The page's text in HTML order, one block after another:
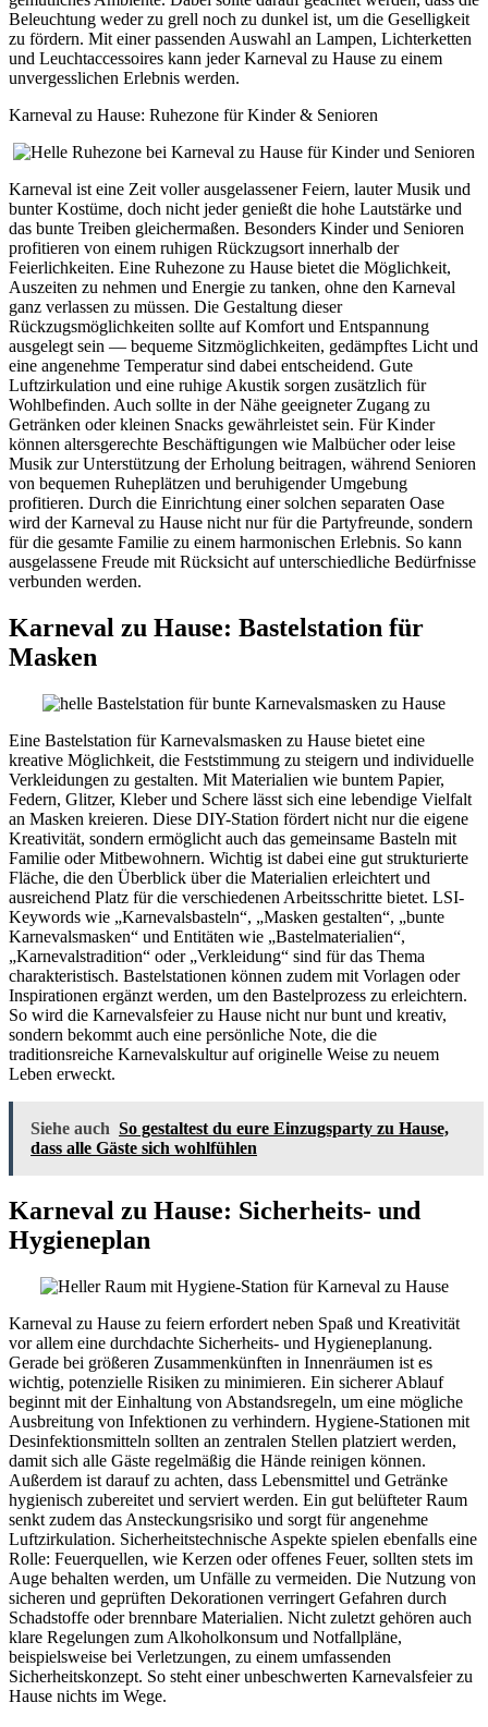
Beleuchtung weder zu grell noch zu dunkel ist, um die Geselligkeit
zu fördern. Mit einer passenden Auswahl an Lampen, Lichterketten
und Leuchtaccessoires kann jeder Karneval zu Hause zu einem
unvergesslichen Erlebnis werden.
Karneval zu Hause: Ruhezone für Kinder & Senioren
Karneval ist eine Zeit voller ausgelassener Feiern, lauter Musik und
bunter Kostüme, doch nicht jeder genießt die hohe Lautstärke und
das bunte Treiben gleichermaßen. Besonders Kinder und Senioren
profitieren von einem ruhigen Rückzugsort innerhalb der
Feierlichkeiten. Eine Ruhezone zu Hause bietet die Möglichkeit,
Auszeiten zu nehmen und Energie zu tanken, ohne den Karneval
ganz verlassen zu müssen. Die Gestaltung dieser
Rückzugsmöglichkeiten sollte auf Komfort und Entspannung
ausgelegt sein — bequeme Sitzmöglichkeiten, gedämpftes Licht und
eine angenehme Temperatur sind dabei entscheidend. Gute
Luftzirkulation und eine ruhige Akustik sorgen zusätzlich für
Wohlbefinden. Auch sollte in der Nähe geeigneter Zugang zu
Getränken oder kleinen Snacks gewährleistet sein. Für Kinder
können altersgerechte Beschäftigungen wie Malbücher oder leise
Musik zur Unterstützung der Erholung beitragen, während Senioren
von bequemen Ruheplätzen und beruhigender Umgebung
profitieren. Durch die Einrichtung einer solchen separaten Oase
wird der Karneval zu Hause nicht nur für die Partyfreunde, sondern
für die gesamte Familie zu einem harmonischen Erlebnis. So kann
ausgelassene Freude mit Rücksicht auf unterschiedliche Bedürfnisse
verbunden werden.
Karneval zu Hause: Bastelstation für
Masken
Eine Bastelstation für Karnevalsmasken zu Hause bietet eine
kreative Möglichkeit, die Feststimmung zu steigern und individuelle
Verkleidungen zu gestalten. Mit Materialien wie buntem Papier,
Federn, Glitzer, Kleber und Schere lässt sich eine lebendige Vielfalt
an Masken kreieren. Diese DIY-Station fördert nicht nur die eigene
Kreativität, sondern ermöglicht auch das gemeinsame Basteln mit
Familie oder Mitbewohnern. Wichtig ist dabei eine gut strukturierte
Fläche, die den Überblick über die Materialien erleichtert und
ausreichend Platz für die verschiedenen Arbeitsschritte bietet. LSI-
Keywords wie „Karnevalsbasteln“, „Masken gestalten“, „bunte
Karnevalsmasken“ und Entitäten wie „Bastelmaterialien“,
„Karnevalstradition“ oder „Verkleidung“ sind für das Thema
charakteristisch. Bastelstationen können zudem mit Vorlagen oder
Inspirationen ergänzt werden, um den Bastelprozess zu erleichtern.
So wird die Karnevalsfeier zu Hause nicht nur bunt und kreativ,
sondern bekommt auch eine persönliche Note, die die
traditionsreiche Karnevalskultur auf originelle Weise zu neuem
Leben erweckt.
Siehe auch So gestaltest du eure Einzugsparty zu Hause,
dass alle Gäste sich wohlfühlen
Karneval zu Hause: Sicherheits- und
Hygieneplan
Karneval zu Hause zu feiern erfordert neben Spaß und Kreativität
vor allem eine durchdachte Sicherheits- und Hygieneplanung.
Gerade bei größeren Zusammenkünften in Innenräumen ist es
wichtig, potenzielle Risiken zu minimieren. Ein sicherer Ablauf
beginnt mit der Einhaltung von Abstandsregeln, um eine mögliche
Ausbreitung von Infektionen zu verhindern. Hygiene-Stationen mit
Desinfektionsmitteln sollten an zentralen Stellen platziert werden,
damit sich alle Gäste regelmäßig die Hände reinigen können.
Außerdem ist darauf zu achten, dass Lebensmittel und Getränke
hygienisch zubereitet und serviert werden. Ein gut belüfteter Raum
senkt zudem das Ansteckungsrisiko und sorgt für angenehme
Luftzirkulation. Sicherheitstechnische Aspekte spielen ebenfalls eine
Rolle: Feuerquellen, wie Kerzen oder offenes Feuer, sollten stets im
Auge behalten werden, um Unfälle zu vermeiden. Die Nutzung von
sicheren und geprüften Dekorationen verringert Gefahren durch
Schadstoffe oder brennbare Materialien. Nicht zuletzt gehören auch
klare Regelungen zum Alkoholkonsum und Notfallpläne,
beispielsweise bei Verletzungen, zu einem umfassenden
Sicherheitskonzept. So steht einer unbeschwerten Karnevalsfeier zu
Hause nichts im Wege.